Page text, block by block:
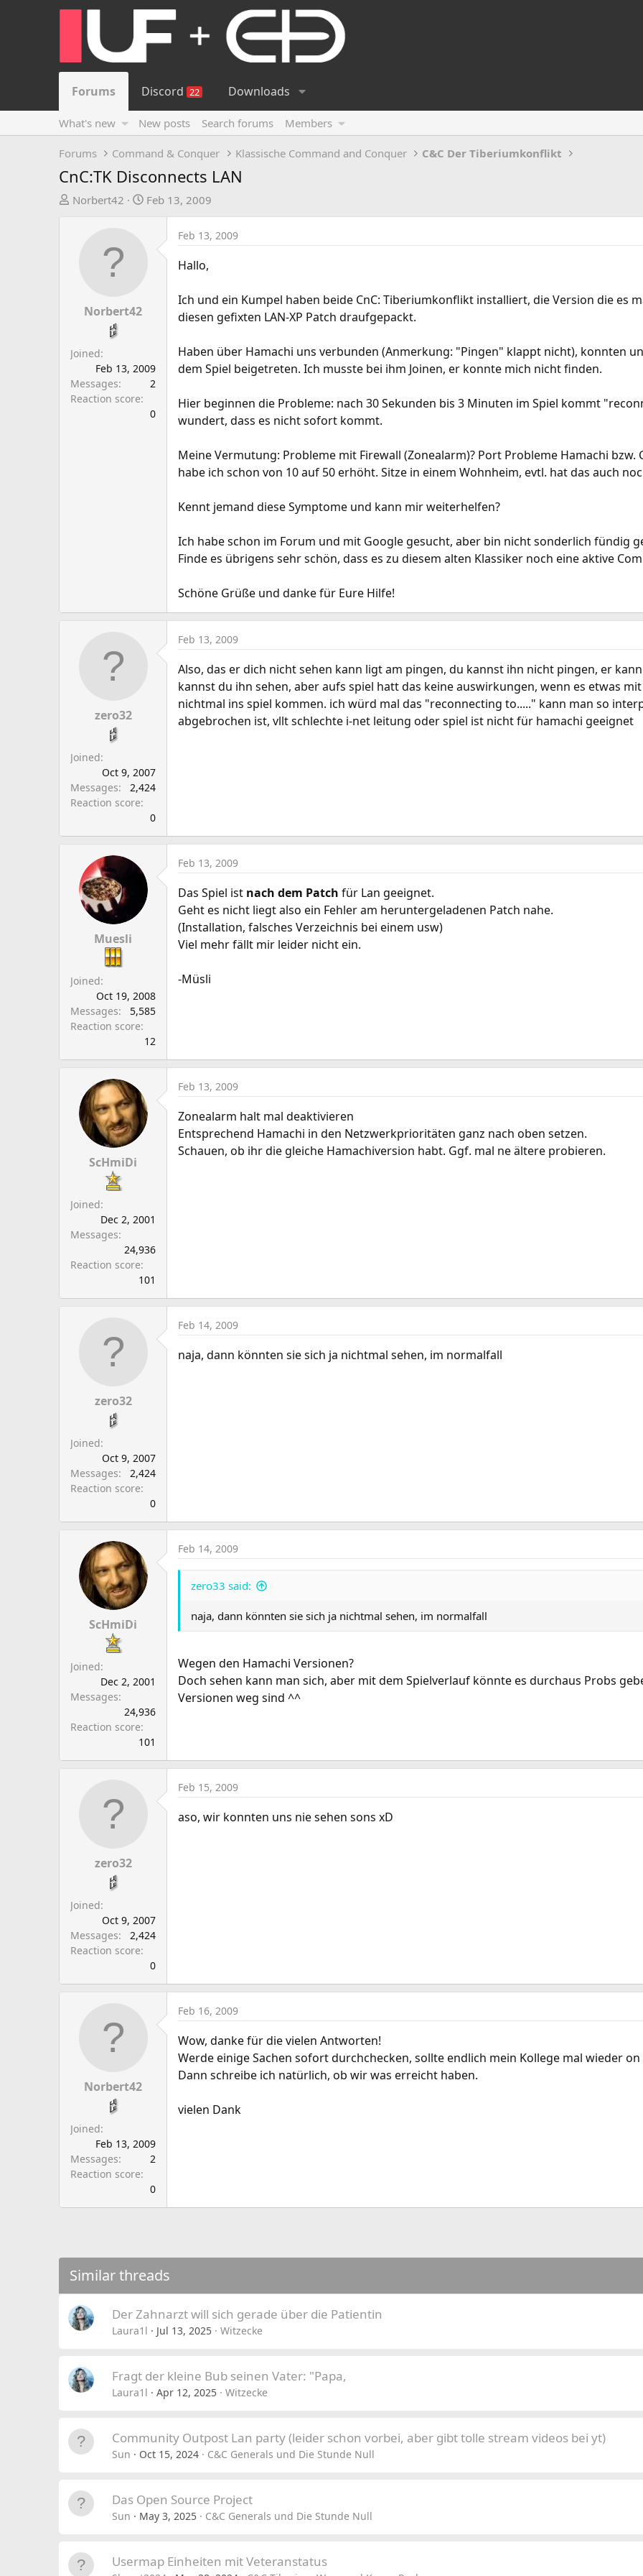
Forums Discord 22 Downloads
What's new New posts Search forums Members
Forums Command & Conquer Klassische Command and Conquer C&C Der Tiberiumkonflikt
CnC:TK Disconnects LAN
T
t
r
Norbert42
S
Feb 13, 2009
Norbert42
Joined
Feb 13, 2009
Messages
2
Reaction score
0
Feb 13, 2009
Hallo,
Ich und ein Kumpel haben beide CnC: Tiberiumkonflikt installiert, die Version die es
diesen gefixten LAN-XP Patch draufgepackt.
Haben über Hamachi uns verbunden (Anmerkung: "Pingen" klappt nicht), konnten
dem Spiel beigetreten. Ich musste bei ihm Joinen, er konnte mich nicht finden.
Hier beginnen die Probleme: nach 30 Sekunden bis 3 Minuten im Spiel kommt
wundert, dass es nicht sofort kommt.
Meine Vermutung: Probleme mit Firewall (Zonealarm)? Port Probleme Hamachi bzw.
habe ich schon von 10 auf 50 erhöht. Sitze in einem Wohnheim, evtl. hat das auch
Kennt jemand diese Symptome und kann mir weiterhelfen?
Ich habe schon im Forum und mit Google gesucht, aber bin nicht sonderlich fündig
Finde es übrigens sehr schön, dass es zu diesem alten Klassiker noch eine aktive
Schöne Grüße und danke für Eure Hilfe!
zero32
Joined
Oct 9, 2007
Messages
2,424
Reaction score
0
Feb 13, 2009
Also, das er dich nicht sehen kann ligt am pingen, du kannst ihn nicht pingen, er
kannst du ihn sehen, aber aufs spiel hatt das keine auswirkungen, wenn es etwas
nichtmal ins spiel kommen. ich würd mal das "reconnecting to....." kann man so
abgebrochen ist, vllt schlechte i-net leitung oder spiel ist nicht für hamachi geeignet
Muesli
Joined
Oct 19, 2008
Messages
5,585
Reaction score
12
Feb 13, 2009
Das Spiel ist nach dem Patch für Lan geeignet.
Geht es nicht liegt also ein Fehler am heruntergeladenen Patch nahe.
(Installation, falsches Verzeichnis bei einem usw)
Viel mehr fällt mir leider nicht ein.
-Müsli
ScHmiDi
Joined
Dec 2, 2001
Messages
24,936
Reaction score
101
Feb 13, 2009
Zonealarm halt mal deaktivieren
Entsprechend Hamachi in den Netzwerkprioritäten ganz nach oben setzen.
Schauen, ob ihr die gleiche Hamachiversion habt. Ggf. mal ne ältere probieren.
zero32
Joined
Oct 9, 2007
Messages
2,424
Reaction score
0
Feb 14, 2009
naja, dann könnten sie sich ja nichtmal sehen, im normalfall
ScHmiDi
Joined
Dec 2, 2001
Messages
24,936
Reaction score
101
Feb 14, 2009
zero33 said:
naja, dann könnten sie sich ja nichtmal sehen, im normalfall
Wegen den Hamachi Versionen?
Doch sehen kann man sich, aber mit dem Spielverlauf könnte es durchaus Probs
Versionen weg sind ^^
zero32
Joined
Oct 9, 2007
Messages
2,424
Reaction score
0
Feb 15, 2009
aso, wir konnten uns nie sehen sons xD
Norbert42
Joined
Feb 13, 2009
Messages
2
Reaction score
0
Feb 16, 2009
Wow, danke für die vielen Antworten!
Werde einige Sachen sofort durchchecken, sollte endlich mein Kollege mal wieder
Dann schreibe ich natürlich, ob wir was erreicht haben.
vielen Dank
Similar threads
Der Zahnarzt will sich gerade über die Patientin
Laura1l Jul 13, 2025 Witzecke
Fragt der kleine Bub seinen Vater: "Papa,
Laura1l Apr 12, 2025 Witzecke
Community Outpost Lan party (leider schon vorbei, aber gibt tolle stream videos bei yt)
Sun Oct 15, 2024 C&C Generals und Die Stunde Null
Das Open Source Project
Sun May 3, 2025 C&C Generals und Die Stunde Null
Usermap Einheiten mit Veteranstatus